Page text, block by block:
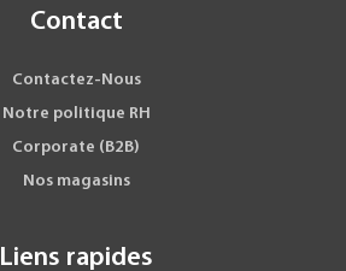
Contact
Contactez-Nous
Notre politique RH
Corporate (B2B)
Nos magasins
Liens rapides